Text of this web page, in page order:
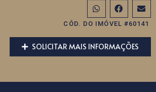
CÓD. DO IMÓVEL #60141
SOLICITAR MAIS INFORMAÇÕES